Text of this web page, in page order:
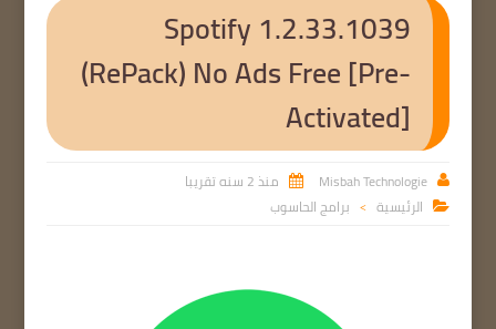
Spotify 1.2.33.1039
(RePack) No Ads Free [Pre-
Activated]

Misbah Technologie
 منذ 2 سنه تقريبا
 الرئيسية > برامج الحاسوب